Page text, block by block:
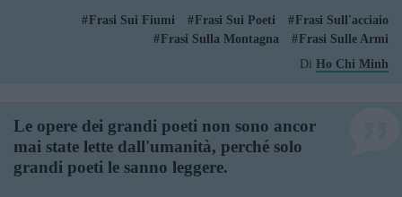
Frasi Sui Fiumi Frasi Sui Poeti
Frasi Sull'acciaio
Frasi Sulla Montagna
Frasi Sulle Armi
Di Ho Chi Minh
Le opere dei grandi poeti non sono ancor
mai state lette dall'umanità, perché solo
grandi poeti le sanno leggere.